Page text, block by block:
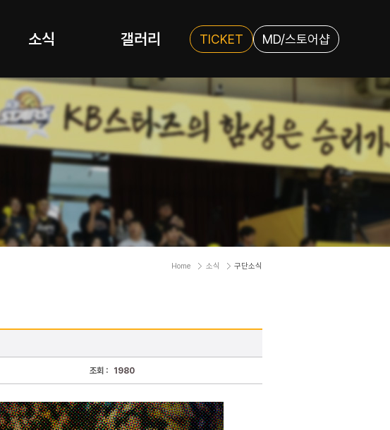
소식 갤러리 TICKET MD/스토어샵
Home 소식 구단소식
조회 : 1980